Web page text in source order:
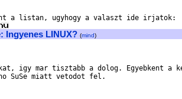
Ingyenes LINUX? (mind)
igy mar tisztabb a dolog. Egyebkent a
SuSe miatt vetodot fel.